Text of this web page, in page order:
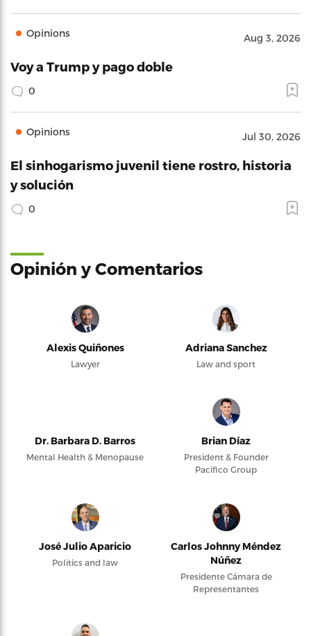
Opinions Aug 3, 2026
Voy a Trump y pago doble
0
Opinions Jul 30, 2026
El sinhogarismo juvenil tiene rostro, historia
y solución
0
Opinión y Comentarios
Alexis Quiñones
Lawyer
Adriana Sanchez
Law and sport
Dr. Barbara D. Barros
Mental Health & Menopause
Brian Díaz
President & Founder
Pacifico Group
José Julio Aparicio
Politics and law
Carlos Johnny Méndez
Núñez
Presidente Cámara de
Representantes